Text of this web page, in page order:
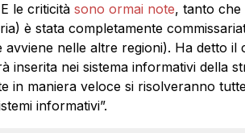
le criticità sono ormai note, tanto che
è stata completamente
nelle altre regioni). Ha detto il
inserita nei sistema informativi della
in maniera veloce si risolveranno
informativi”.